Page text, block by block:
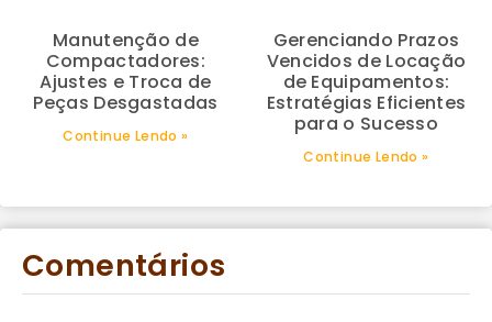
Manutenção de
Compactadores:
Ajustes e Troca de
Peças Desgastadas
Continue Lendo »
Gerenciando Prazos
Vencidos de Locação
de Equipamentos:
Estratégias Eficientes
para o Sucesso
Continue Lendo »
Comentários